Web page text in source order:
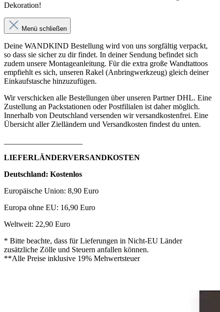
Dekoration!
Menü schließen
Deine WANDKIND Bestellung wird von uns sorgfältig verpackt,
so dass sie sicher zu dir findet. In deiner Sendung befindet sich
zudem unsere Montageanleitung. Für die extra große Wandtattoos
empfiehlt es sich, unseren Rakel (Anbringwerkzeug) gleich deiner
Einkaufstasche hinzuzufügen.
Wir verschicken alle Bestellungen über unseren Partner DHL. Eine
Zustellung an Packstationen oder Postfilialen ist daher möglich.
Innerhalb von Deutschland versenden wir versandkostenfrei. Eine
Übersicht aller Zielländern und Versandkosten findest du unten.
LIEFERLÄNDERVERSANDKOSTEN
Deutschland: Kostenlos
Europäische Union: 8,90 Euro
Europa ohne EU: 16,90 Euro
Weltweit: 22,90 Euro
* Bitte beachte, dass für Lieferungen in Nicht-EU Länder
zusätzliche Zölle und Steuern anfallen können.
**Alle Preise inklusive 19% Mehwertsteuer